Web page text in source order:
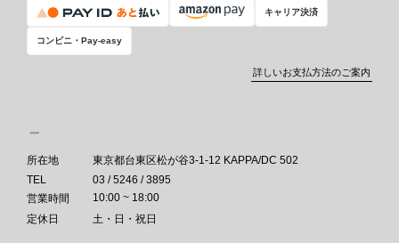
キャリア決済
コンビニ・Pay-easy
詳しいお支払方法のご案内
所在地
東京都台東区松が谷3-1-12 KAPPA/DC 502
TEL
03 / 5246 / 3895
営業時間
10:00 ~ 18:00
定休日
土・日・祝日